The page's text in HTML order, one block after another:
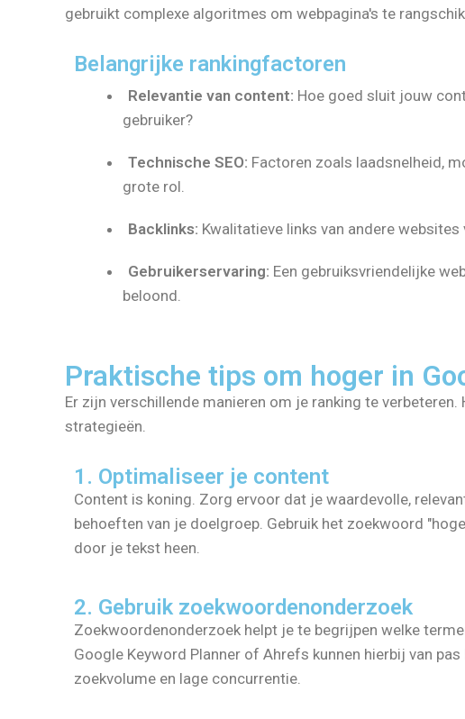
gebruikt complexe algoritmes om webpagina's te
Belangrijke rankingfactoren
Relevantie van content: Hoe goed sluit jouw
gebruiker?
Technische SEO: Factoren zoals laadsnelheid,
grote rol.
Backlinks: Kwalitatieve links van andere
Gebruikerservaring: Een gebruiksvriendelijke
beloond.
Praktische tips om hoger in
Er zijn verschillende manieren om je ranking te
strategieën.
1. Optimaliseer je content
Content is koning. Zorg ervoor dat je waardevolle,
behoeften van je doelgroep. Gebruik het zoekwoord
door je tekst heen.
2. Gebruik zoekwoordenonderzoek
Zoekwoordenonderzoek helpt je te begrijpen welke
Google Keyword Planner of Ahrefs kunnen hierbij van
zoekvolume en lage concurrentie.